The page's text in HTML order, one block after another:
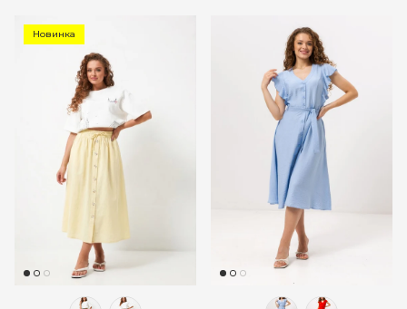
Новинка